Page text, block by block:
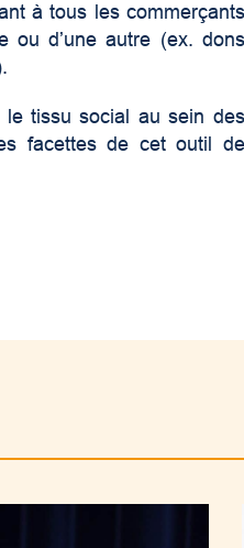
à tous les commerçants
ou d’une autre (ex. dons
le tissu social au sein des
facettes de cet outil de